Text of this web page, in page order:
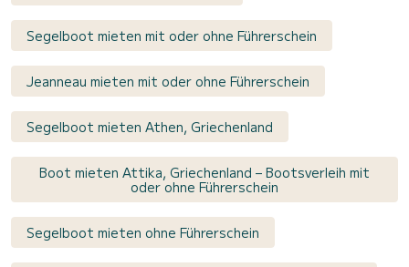
Segelboot mieten mit oder ohne Führerschein
Jeanneau mieten mit oder ohne Führerschein
Segelboot mieten Athen, Griechenland
Boot mieten Attika, Griechenland – Bootsverleih mit
oder ohne Führerschein
Segelboot mieten ohne Führerschein